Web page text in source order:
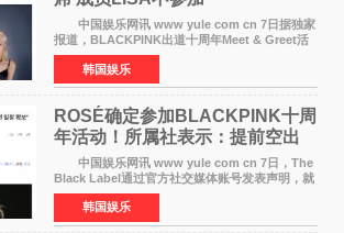
中国娱乐网讯 www yule com cn 7日据独家
报道，BLACKPINK出道十周年Meet & Greet活
动将由智秀、ROS&Eacute;、JENNIE出席，
LISA将缺席。 此前BLACKPINK所属社YG并
未为组合出道十周年做
韩国娱乐
ROSÉ确定参加BLACKPINK十周
年活动！所属社表示：提前空出
了时间
中国娱乐网讯 www yule com cn 7日，The
Black Label通过官方社交媒体账号发表声明，就
近期网络上关于ROS&Eacute;个人行程及是否参
加BLACKPINK出道纪念活动的种种猜测作出正
式回应。 Th
韩国娱乐